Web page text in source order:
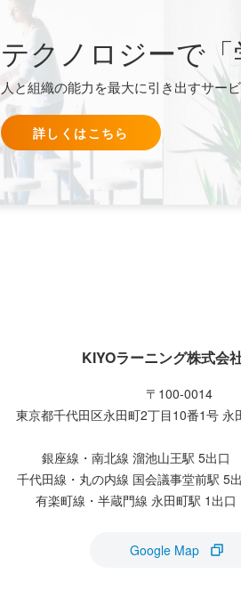
テクノロジーで
人と組織の能力を最大に引き出すサー
詳しくはこちら
KIYOラーニング株式会
〒100-0014
東京都千代田区永田町2丁目10番1号 永
銀座線・南北線 溜池山王駅 5出口
千代田線・丸の内線 国会議事堂前駅 5
有楽町線・半蔵門線 永田町駅 1出口
Google Map